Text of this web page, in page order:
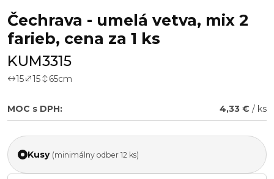
Čechrava - umelá vetva, mix 2
farieb, cena za 1 ks
KUM3315
15 15 65cm
MOC s DPH: 4,33 € / ks
Kusy (minimálny odber 12 ks)